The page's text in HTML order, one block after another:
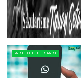
ARTIKEL TERBARU